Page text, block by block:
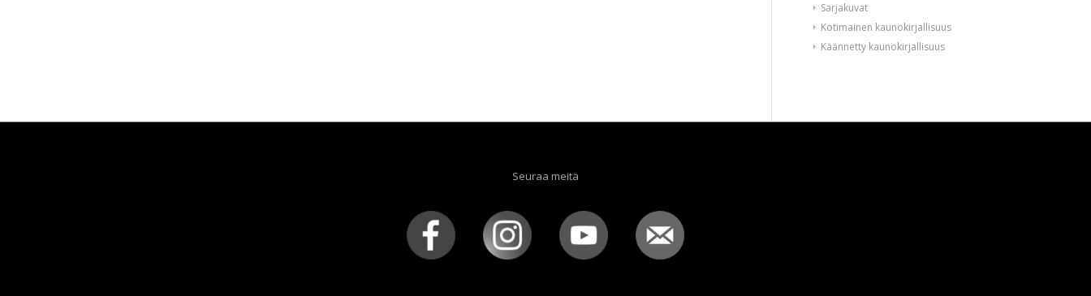
Sarjakuvat
Kotimainen kaunokirjallisuus
Käännetty kaunokirjallisuus
Seuraa meitä